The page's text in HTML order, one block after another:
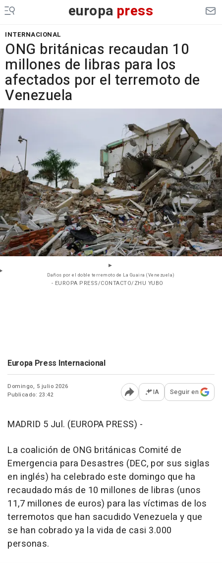
europa press
INTERNACIONAL
ONG británicas recaudan 10
millones de libras para los
afectados por el terremoto de
Venezuela
Daños por el doble terremoto de La Guaira (Venezuela)
- EUROPA PRESS/CONTACTO/ZHU YUBO
Europa Press Internacional
Domingo, 5 julio 2026
Publicado: 23:42
Abrir opciones para
IA Seguir en
MADRID 5 Jul. (EUROPA PRESS) -
La coalición de ONG británicas Comité de
Emergencia para Desastres (DEC, por sus siglas
en inglés) ha celebrado este domingo que ha
recaudado más de 10 millones de libras (unos
11,7 millones de euros) para las víctimas de los
terremotos que han sacudido Venezuela y que
se han cobrado ya la vida de casi 3.000
personas.